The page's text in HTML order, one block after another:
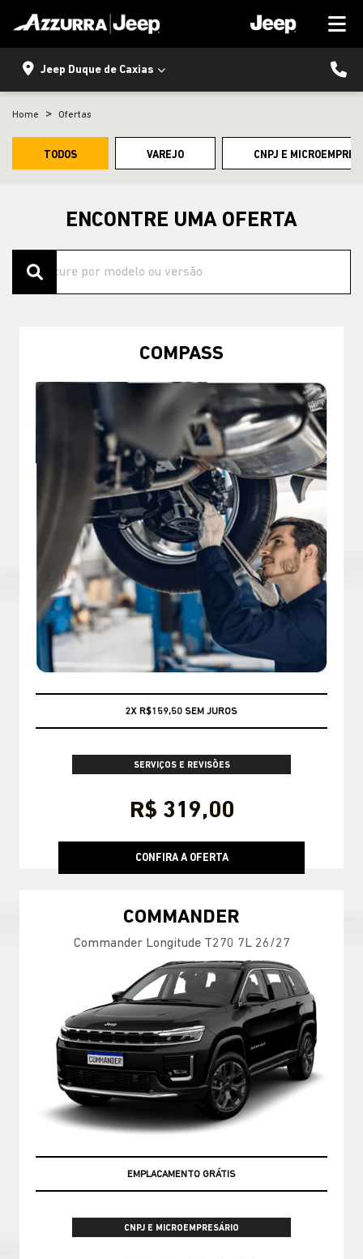
Jeep Duque de Caxias
Home Ofertas
TODOS VAREJO CNPJ E
ENCONTRE UMA OFERTA
COMPASS
CONSULTE CONDIÇÕES
SERVIÇOS E REVISÕES
R$ 319,00
CONFIRA A OFERTA
COMMANDER
Commander Longitude T270 7L 26/27
OPORTUNIDADE AZZURRA
CNPJ E MICROEMPRESÁRIO